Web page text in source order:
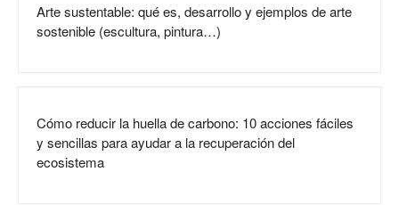
Arte sustentable: qué es, desarrollo y ejemplos de arte
sostenible (escultura, pintura…)
Cómo reducir la huella de carbono: 10 acciones fáciles
y sencillas para ayudar a la recuperación del
ecosistema